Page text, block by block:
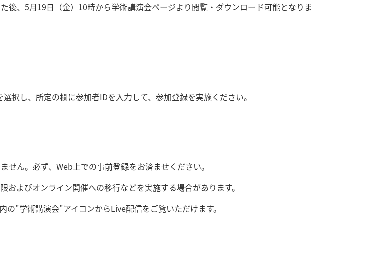
後、5月19日（金）10時から学術講演会ページより閲覧・ダウンロード可能となりま
択し、所定の欄に参加者IDを入力して、参加登録を実施ください。
ん。必ず、Web上での事前登録をお済ませください。
よびオンライン開催への移行などを実施する場合があります。
"学術講演会"アイコンからLive配信をご覧いただけます。